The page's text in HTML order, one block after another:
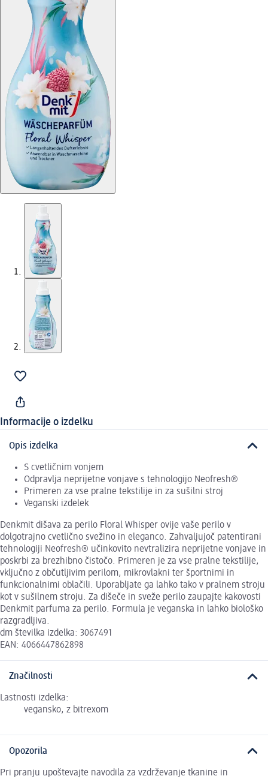
Informacije o izdelku
Opis izdelka
S cvetličnim vonjem
Odpravlja neprijetne vonjave s tehnologijo Neofresh®
Primeren za vse pralne tekstilije in za sušilni stroj
Veganski izdelek
Denkmit dišava za perilo Floral Whisper ovije vaše perilo v
dolgotrajno cvetlično svežino in eleganco. Zahvaljujoč patentirani
tehnologiji Neofresh® učinkovito nevtralizira neprijetne vonjave in
poskrbi za brezhibno čistočo. Primeren je za vse pralne tekstilije,
vključno z občutljivim perilom, mikrovlakni ter športnimi in
funkcionalnimi oblačili. Uporabljate ga lahko tako v pralnem stroju
kot v sušilnem stroju. Za dišeče in sveže perilo zaupajte kakovosti
Denkmit parfuma za perilo. Formula je veganska in lahko biološko
razgradljiva.
dm številka izdelka: 3067491
EAN: 4066447862898
Značilnosti
Lastnosti izdelka:
vegansko, z bitrexom
Opozorila
Pri pranju upoštevajte navodila za vzdrževanje tkanine in